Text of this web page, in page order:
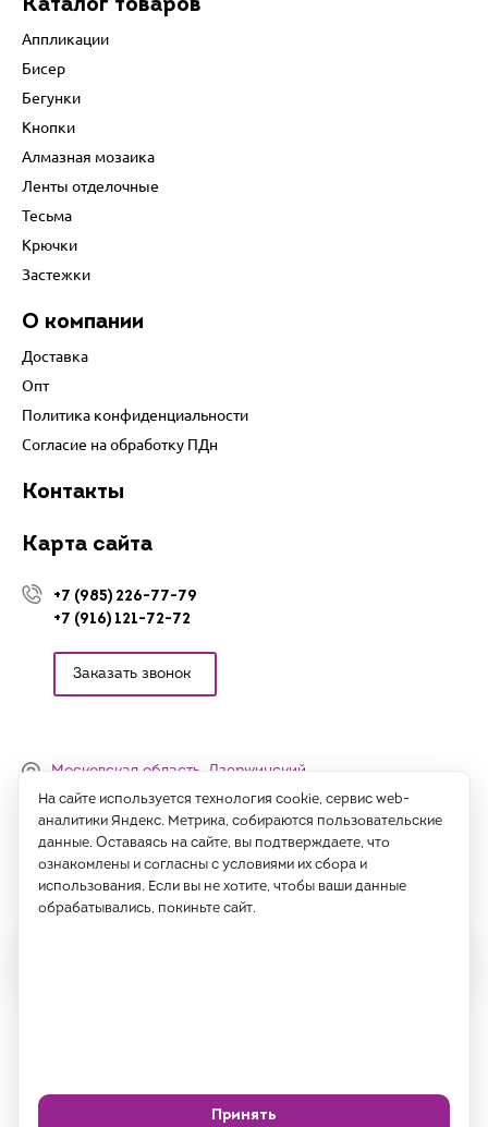
Каталог товаров
Аппликации
Бисер
Бегунки
Кнопки
Алмазная мозаика
Ленты отделочные
Тесьма
Крючки
Застежки
О компании
Доставка
Опт
Политика конфиденциальности
Согласие на обработку ПДн
Контакты
Карта сайта
+7 (985) 226-77-79
+7 (916) 121-72-72
Заказать звонок
Московская область, Дзержинский,
Денисьевский проезд, 15 (офис)
Часы работы:
с 09:00 до 18:00, сб-вс - выходные
Написать нам
конфиденциальности
На сайте используется технология cookie, сервис web-
аналитики Яндекс. Метрика, собираются пользовательские
данные. Оставаясь на сайте, вы подтверждаете, что
ознакомлены и согласны с условиями их сбора и
использования. Если вы не хотите, чтобы ваши данные
обрабатывались, покиньте сайт.
Принять